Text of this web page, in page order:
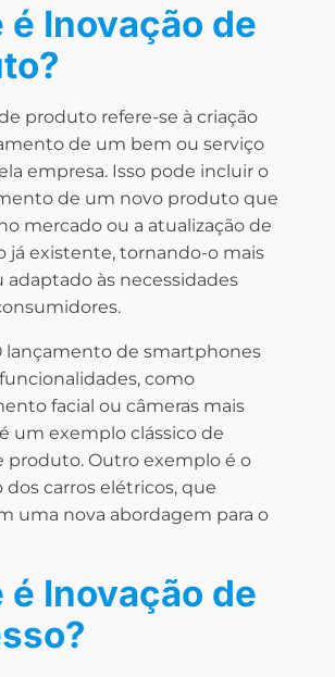
é Inovação de
produto refere-se à criação
de um bem ou serviço
empresa. Isso pode incluir o
de um novo produto que
mercado ou a atualização de
já existente, tornando-o mais
às necessidades
lançamento de smartphones
como
facial ou câmeras mais
um exemplo clássico de
produto. Outro exemplo é o
carros elétricos, que
uma nova abordagem para o
é Inovação de